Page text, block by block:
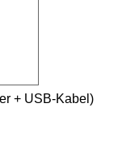
+ USB-Kabel)